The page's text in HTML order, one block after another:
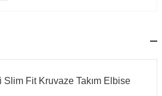
Fit Kruvaze Takım Elbise